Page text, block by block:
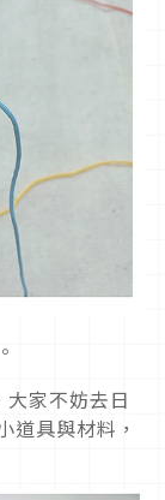
家不妨去日
道具與材料，